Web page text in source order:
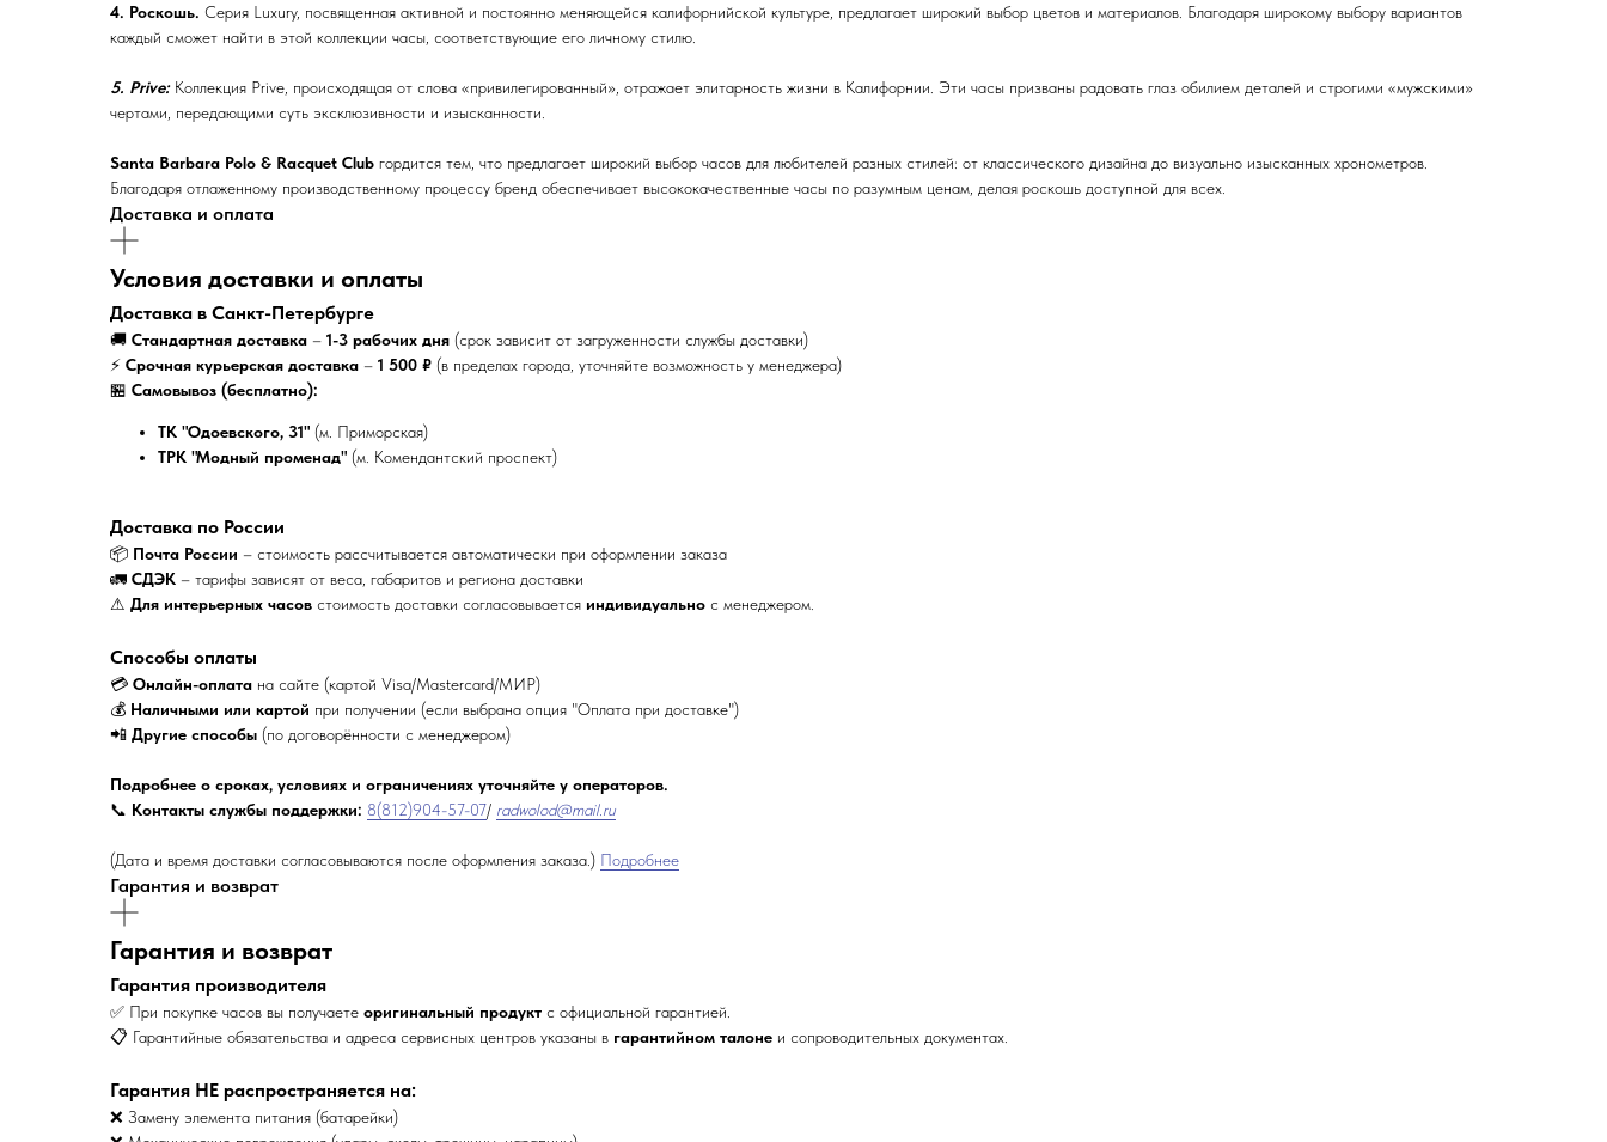
4. Роскошь. Серия Luxury, посвященная активной и постоянно меняющейся калифорнийской культуре, предлагает широкий выбор цветов и материалов. Благодаря широкому выбору вариантов
каждый сможет найти в этой коллекции часы, соответствующие его личному стилю.
5. Prive: Коллекция Prive, происходящая от слова «привилегированный», отражает элитарность жизни в Калифорнии. Эти часы призваны радовать глаз обилием деталей и строгими «мужскими»
чертами, передающими суть эксклюзивности и изысканности.
Santa Barbara Polo & Racquet Club гордится тем, что предлагает широкий выбор часов для любителей разных стилей: от классического дизайна до визуально изысканных хронометров.
Благодаря отлаженному производственному процессу бренд обеспечивает высококачественные часы по разумным ценам, делая роскошь доступной для всех.
Доставка и оплата
Условия доставки и оплаты
Доставка в Санкт-Петербурге
🚚 Стандартная доставка – 1-3 рабочих дня (срок зависит от загруженности службы доставки)
⚡ Срочная курьерская доставка – 1 500 ₽ (в пределах города, уточняйте возможность у менеджера)
🏪 Самовывоз (бесплатно):
ТК "Одоевского, 31" (м. Приморская)
ТРК "Модный променад" (м. Комендантский проспект)
Доставка по России
📦 Почта России – стоимость рассчитывается автоматически при оформлении заказа
🚛 СДЭК – тарифы зависят от веса, габаритов и региона доставки
⚠ Для интерьерных часов стоимость доставки согласовывается индивидуально с менеджером.
Способы оплаты
💳 Онлайн-оплата на сайте (картой Visa/Mastercard/МИР)
💰 Наличными или картой при получении (если выбрана опция "Оплата при доставке")
📲 Другие способы (по договорённости с менеджером)
Подробнее о сроках, условиях и ограничениях уточняйте у операторов.
📞 Контакты службы поддержки: 8(812)904-57-07/ radwolod@mail.ru
(Дата и время доставки согласовываются после оформления заказа.) Подробнее
Гарантия и возврат
Гарантия и возврат
Гарантия производителя
✅ При покупке часов вы получаете оригинальный продукт с официальной гарантией.
📋 Гарантийные обязательства и адреса сервисных центров указаны в гарантийном талоне и сопроводительных документах.
Гарантия НЕ распространяется на:
❌ Замену элемента питания (батарейки)